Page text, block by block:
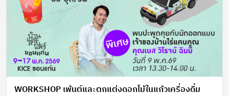
WORKSHOP เพ้นต์และตกแต่งดอกไม้ในแก้วเครื่องดื่ม